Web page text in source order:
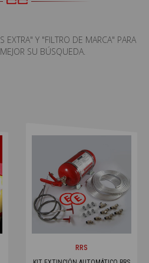
EXTRA" Y "FILTRO DE MARCA" PARA
SU BÚSQUEDA.
RRS